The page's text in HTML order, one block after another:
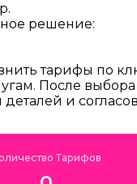
решение:
тарифы по
После
и
Тарифов